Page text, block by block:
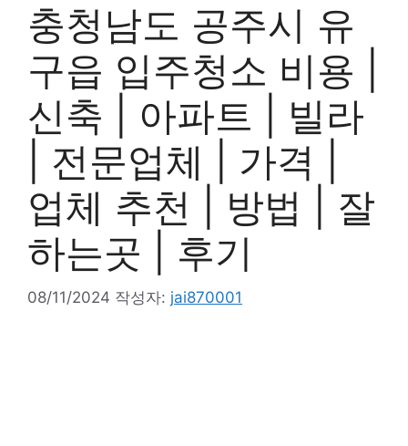
충청남도 공주시 유
구읍 입주청소 비용 |
신축 | 아파트 | 빌라
| 전문업체 | 가격 |
업체 추천 | 방법 | 잘
하는곳 | 후기
08/11/2024 작성자: jai870001